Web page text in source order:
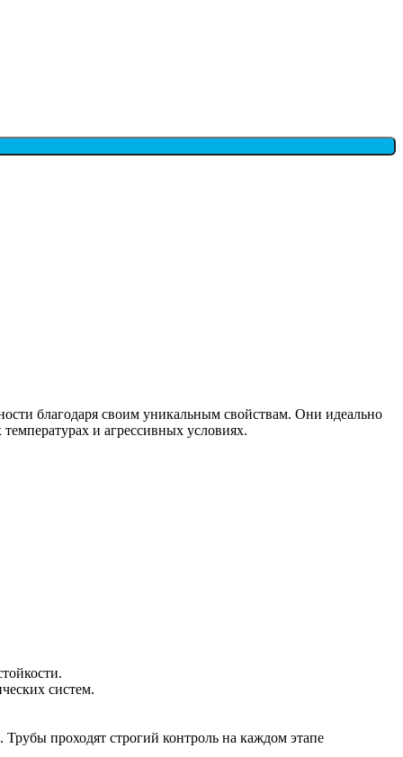
благодаря своим уникальным свойствам. Они идеально
и агрессивных условиях.
систем.
проходят строгий контроль на каждом этапе